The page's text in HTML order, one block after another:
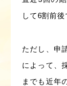
して6割前
ただし、申
によって、
までも近年